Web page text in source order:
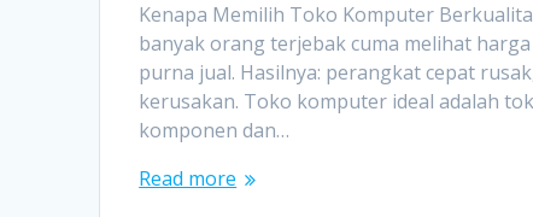
Kenapa Memilih Toko Komputer
banyak orang terjebak cuma melihat
purna jual. Hasilnya: perangkat cepat
kerusakan. Toko komputer ideal adalah
komponen dan…
Read more